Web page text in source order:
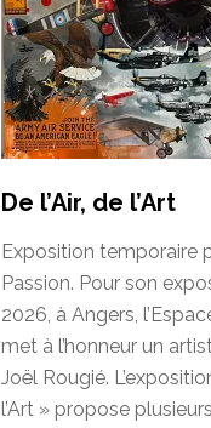
De l’Air, de l’Art
Exposition temporaire
Passion. Pour son
2026, à Angers,
met à l’honneur un
Joël Rougié.
l’Art » propose